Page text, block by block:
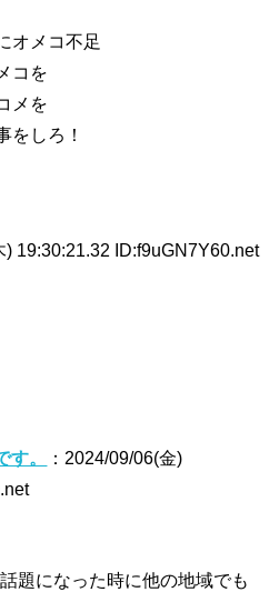
オメコ不足
コを
メを
をしろ！
) 19:30:21.32 ID:f9uGN7Y60.net
。
：2024/09/06(金)
題になった時に他の地域でも